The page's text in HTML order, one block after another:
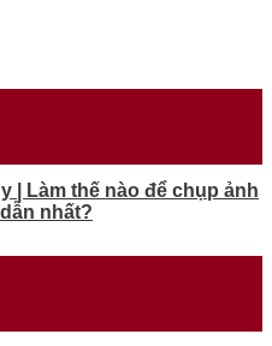
| Làm thế nào để chụp ảnh
nhất?